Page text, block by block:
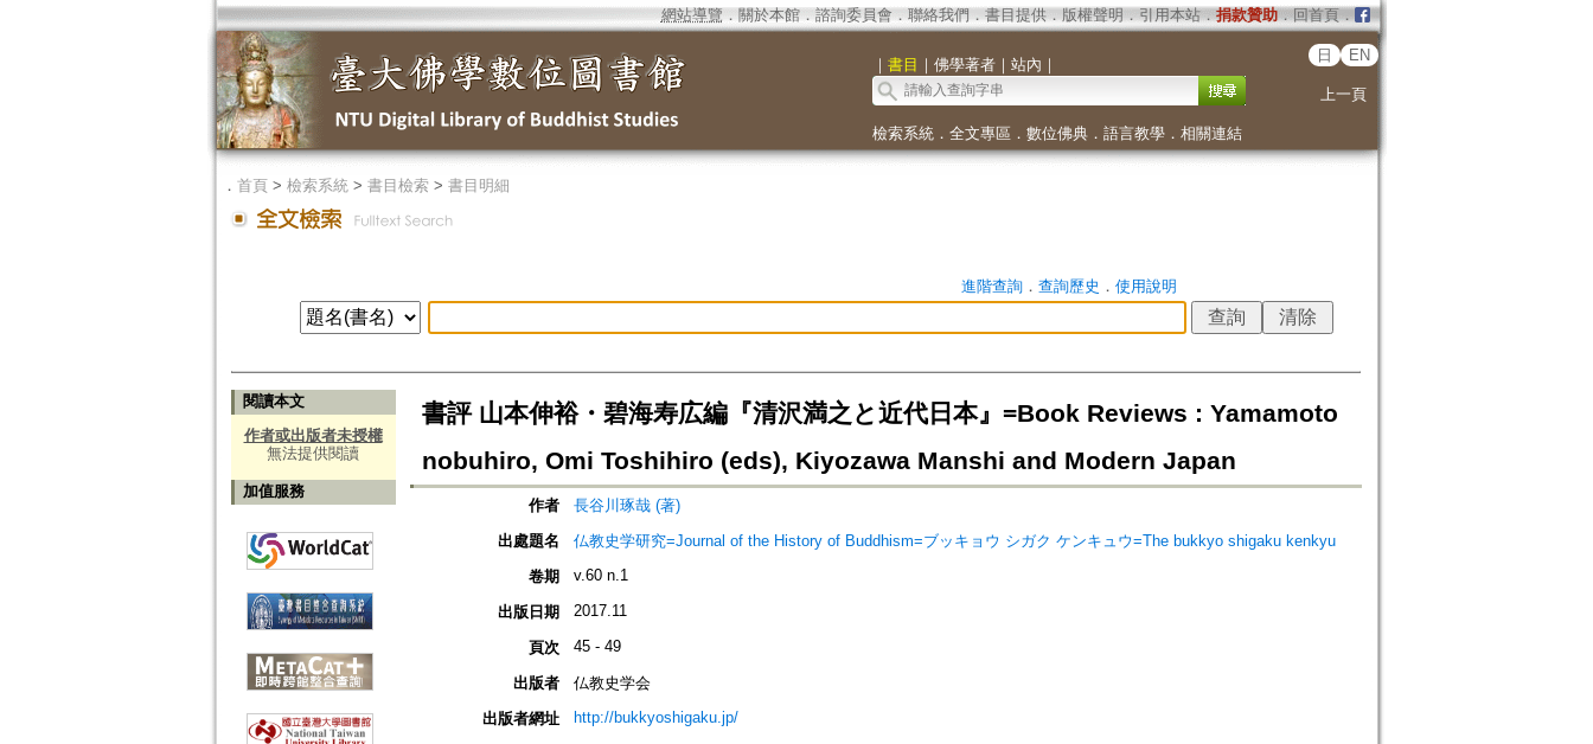
網站導覽 ． 關於本館． 諮詢委員會． 聯絡我們 ． 書目提供． 版權聲明 ． 引用本站． 捐款贊助．回首頁．
｜ 書目 ｜ 佛學著者｜ 站內 ｜
日 EN
上一頁
檢索系統． 全文專區 ． 數位佛典． 語言教學． 相關連結
． 首頁> 檢索系統> 書目檢索> 書目明細
進階查詢． 查詢歷史 ． 使用說明
閱讀本文
作者或出版者未授權
無法提供閱讀
加值服務
書評 山本伸裕・碧海寿広編『清沢満之と近代日本』=Book Reviews : Yamamoto
nobuhiro, Omi Toshihiro (eds), Kiyozawa Manshi and Modern Japan
作者
長谷川琢哉 (著)
出處題名
仏教史学研究=Journal of the History of Buddhism=ブッキョウ シガク ケンキュウ=The bukkyo shigaku kenkyu
卷期
v.60 n.1
出版日期 2017.11
頁次 45 - 49
出版者
仏教史学会
出版者網址
http://bukkyoshigaku.jp/